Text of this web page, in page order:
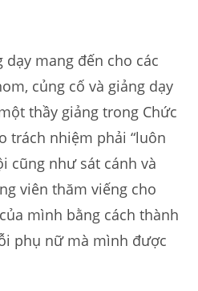
dạy mang đến cho các
củng cố và giảng dạy
thầy giảng trong Chức
trách nhiệm phải “luôn
cũng như sát cánh và
viên thăm viếng cho
mình bằng cách thành
phụ nữ mà mình được